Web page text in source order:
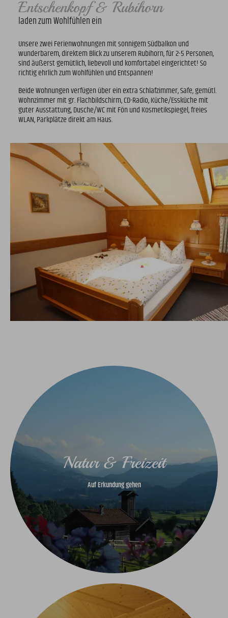
Entschenkopf & Rubihorn
laden zum Wohlfühlen ein
Unsere zwei Ferienwohnungen mit sonnigem Südbalkon und
wunderbarem, direktem Blick zu unserem Rubihorn, für 2-5 Personen,
sind äußerst gemütlich, liebevoll und komfortabel eingerichtet! So
richtig ehrlich zum Wohlfühlen und Entspannen!
Beide Wohnungen verfügen über ein extra Schlafzimmer, Safe, gemütl.
Wohnzimmer mit gr. Flachbildschirm, CD-Radio, Küche/Essküche mit
guter Ausstattung, Dusche/WC mit Fön und Kosmetikspiegel, freies
WLAN, Parkplätze direkt am Haus.
Natur & Freizeit
Auf Erkundung gehen